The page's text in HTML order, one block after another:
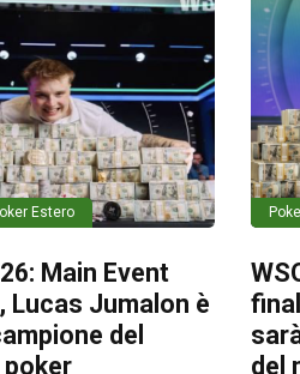
Estero
Main Event
Lucas Jumalon è
del
poker
del